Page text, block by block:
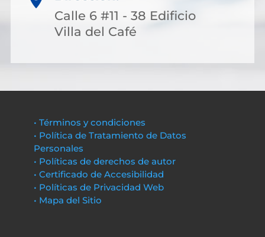
Calle 6 #11 - 38 Edificio
Villa del Café
• Términos y condiciones
• Política de Tratamiento de Datos
Personales
• Políticas de derechos de autor
• Certificado de Accesibilidad
• Políticas de Privacidad Web
• Mapa del Sitio